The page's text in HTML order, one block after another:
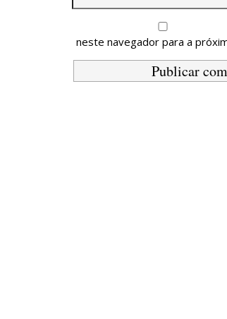
neste navegador para a